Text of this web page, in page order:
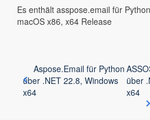
Es enthält asspose.email für
macOS x86, x64 Release
Aspose.Email für Python
über .NET 22.8, Windows
x64
über
x64